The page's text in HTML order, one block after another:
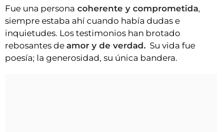
Fue una persona coherente y comprometida,
siempre estaba ahí cuando había dudas e
inquietudes. Los testimonios han brotado
rebosantes de amor y de verdad. Su vida fue
poesía; la generosidad, su única bandera.